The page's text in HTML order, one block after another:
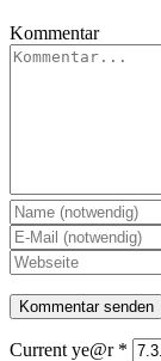
Kommentar
Current ye@r *